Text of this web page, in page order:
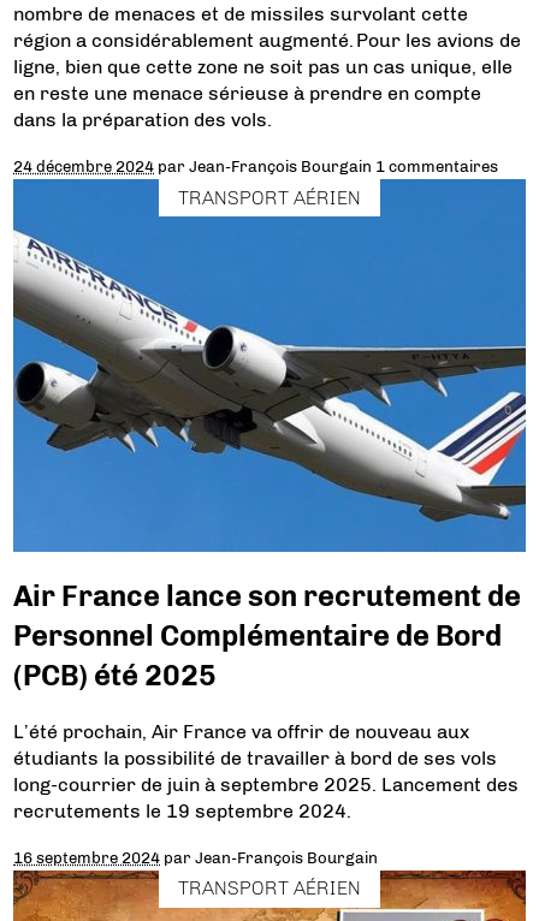
nombre de menaces et de missiles survolant cette
région a considérablement augmenté. Pour les avions de
ligne, bien que cette zone ne soit pas un cas unique, elle
en reste une menace sérieuse à prendre en compte
dans la préparation des vols.
24 décembre 2024 parJean-François Bourgain 1 commentaires
TRANSPORT AÉRIEN
Air France lance son recrutement de
Personnel Complémentaire de Bord
(PCB) été 2025
L’été prochain, Air France va offrir de nouveau aux
étudiants la possibilité de travailler à bord de ses vols
long-courrier de juin à septembre 2025. Lancement des
recrutements le 19 septembre 2024.
16 septembre 2024 parJean-François Bourgain
TRANSPORT AÉRIEN